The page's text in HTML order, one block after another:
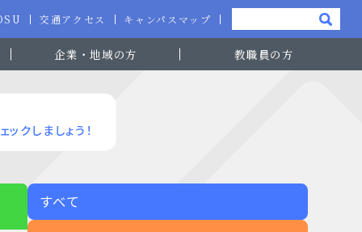
交通アクセス キャンパスマップ
企業・地域の方 教職員の方
クしましょう！
すべて